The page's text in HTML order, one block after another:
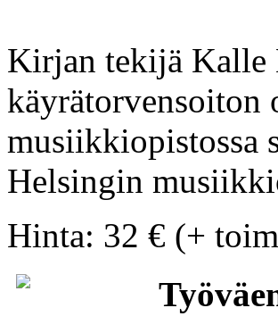
Kirjan tekijä Kalle
käyrätorvensoiton
musiikkiopistossa
Helsingin
Hinta: 32 € (+